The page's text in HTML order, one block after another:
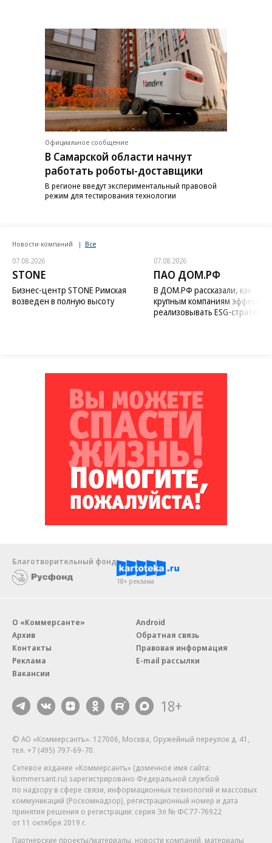
Официальное сообщение
В Самарской области начнут
работать роботы-доставщики
В регионе введут экспериментальный правовой
режим для тестирования технологии
Новости компаний Все
07.08.2026
STONE
Бизнес-центр STONE Римская
возведен в полную высоту
07.08.2026
ПАО ДОМ.РФ
В ДОМ.РФ рассказали, как
крупным компаниям
реализовывать ESG-стратегию
Благотворительный фонд
18+ реклама
О «Коммерсанте»
Архив
Контакты
Реклама
Вакансии
Android
Обратная связь
Правовая информация
E-mail рассылки
18+
© АО «Коммерсантъ». 127006, Москва, Оружейный переулок д. 41,
тел. +7 (495) 797-69-70.
Сетевое издание «Коммерсантъ» (доменное имя сайта:
kommersant.ru) зарегистрировано Федеральной службой
по надзору в сфере связи, информационных технологий и массовых
коммуникаций (Роскомнадзор), регистрационный номер и дата
принятия решения о регистрации: серия Эл № ФС77-76922
от 11 октября 2019 г.
Партнерские проекты/материалы, новости компаний, материалы